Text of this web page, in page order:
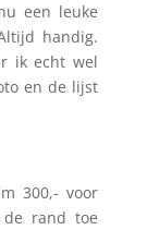
een leuke
handig.
ik echt wel
en de lijst
300,- voor
de rand toe